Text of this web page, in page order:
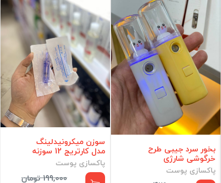
فقط کالاهای موجود
فیلتر براساس قیمت :
قیمت:0 - 4,970,000 تومان
فیلتر
بخور سرد جیبی طرح
خرگوشی شارژی
پاکسازی پوست
سوزن میکرونیدلینگ
مدل کارتریج 12 سوزنه
پاکسازی پوست
199,000 تومان